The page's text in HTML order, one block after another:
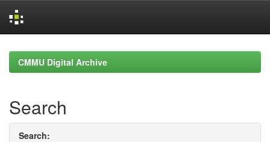
navigationCMMU Digital Archive
Search
Search: